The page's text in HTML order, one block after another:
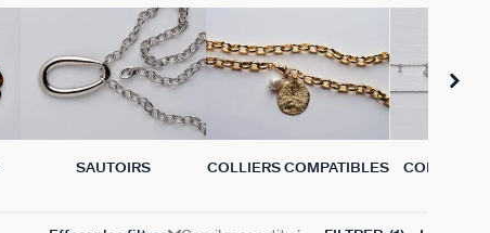
SAUTOIRS COLLIERS COMPATIBLES
COLLIERS